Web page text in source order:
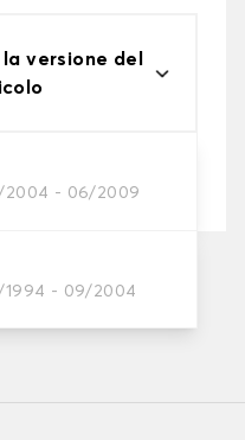
versione del
2004 - 06/2009
1994 - 09/2004
alle tue esigenze
su 14/08/2026
a partire da 60 euro